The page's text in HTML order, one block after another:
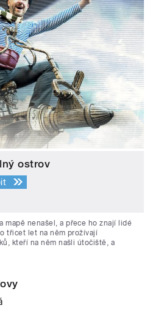
ostrov
mapě nenašel, a přece ho znají lidé
třicet let na něm prožívají
kteří na něm našli útočiště, a